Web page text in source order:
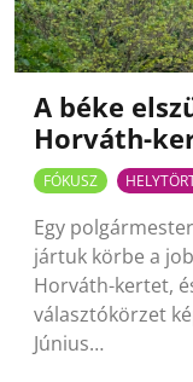
A béke
Horváth-
FÓKUSZ
Egy
jártuk körbe a
Horváth-kertet,
választókörzet
Június…